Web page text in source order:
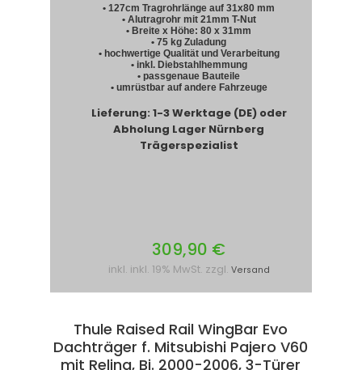
• 127cm Tragrohrlänge auf 31x80 mm
• Alutragrohr mit 21mm T-Nut
• Breite x Höhe: 80 x 31mm
• 75 kg Zuladung
• hochwertige Qualität und Verarbeitung
• inkl. Diebstahlhemmung
• passgenaue Bauteile
• umrüstbar auf andere Fahrzeuge
Lieferung: 1-3 Werktage (DE) oder
Abholung Lager Nürnberg
Trägerspezialist
309,90 €
inkl. inkl. 19% MwSt. zzgl. Versand
Thule Raised Rail WingBar Evo
Dachträger f. Mitsubishi Pajero V60
mit Reling, Bj. 2000-2006, 3-Türer